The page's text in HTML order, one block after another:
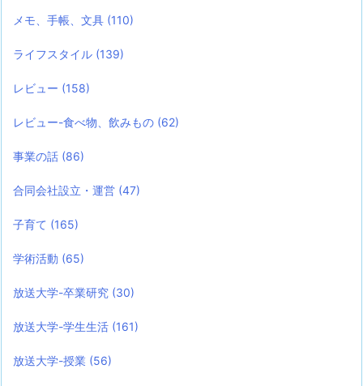
メモ、手帳、文具 (110)
ライフスタイル (139)
レビュー (158)
レビュー-食べ物、飲みもの (62)
事業の話 (86)
合同会社設立・運営 (47)
子育て (165)
学術活動 (65)
放送大学-卒業研究 (30)
放送大学-学生生活 (161)
放送大学-授業 (56)